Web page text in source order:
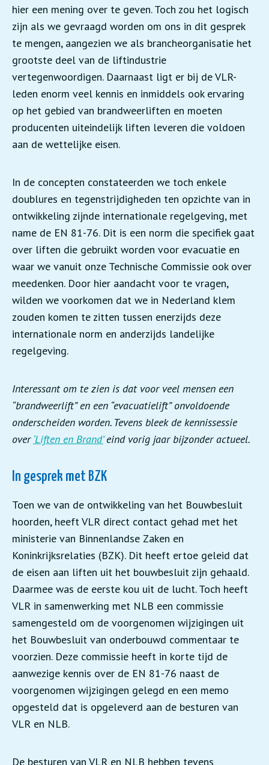
hier een mening over te geven. Toch zou het logisch
zijn als we gevraagd worden om ons in dit gesprek
te mengen, aangezien we als brancheorganisatie het
grootste deel van de liftindustrie
vertegenwoordigen. Daarnaast ligt er bij de VLR-
leden enorm veel kennis en inmiddels ook ervaring
op het gebied van brandweerliften en moeten
producenten uiteindelijk liften leveren die voldoen
aan de wettelijke eisen.
In de concepten constateerden we toch enkele
doublures en tegenstrijdigheden ten opzichte van in
ontwikkeling zijnde internationale regelgeving, met
name de EN 81-76. Dit is een norm die specifiek gaat
over liften die gebruikt worden voor evacuatie en
waar we vanuit onze Technische Commissie ook over
meedenken. Door hier aandacht voor te vragen,
wilden we voorkomen dat we in Nederland klem
zouden komen te zitten tussen enerzijds deze
internationale norm en anderzijds landelijke
regelgeving.
Interessant om te zien is dat voor veel mensen een
“brandweerlift” en een “evacuatielift” onvoldoende
onderscheiden worden. Tevens bleek de kennissessie
over ‘Liften en Brand’eind vorig jaar bijzonder actueel.
In gesprek met BZK
Toen we van de ontwikkeling van het Bouwbesluit
hoorden, heeft VLR direct contact gehad met het
ministerie van Binnenlandse Zaken en
Koninkrijksrelaties (BZK). Dit heeft ertoe geleid dat
de eisen aan liften uit het bouwbesluit zijn gehaald.
Daarmee was de eerste kou uit de lucht. Toch heeft
VLR in samenwerking met NLB een commissie
samengesteld om de voorgenomen wijzigingen uit
het Bouwbesluit van onderbouwd commentaar te
voorzien. Deze commissie heeft in korte tijd de
aanwezige kennis over de EN 81-76 naast de
voorgenomen wijzigingen gelegd en een memo
opgesteld dat is opgeleverd aan de besturen van
VLR en NLB.
De besturen van VLR en NLB hebben tevens